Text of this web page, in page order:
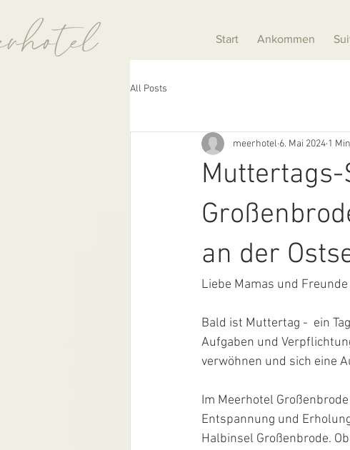
Start Ankommen
All Posts
an der
meerhotel 6. Mai 2024 1
Liebe Mamas und
Bald ist Muttertag -  ein
Aufgaben und
verwöhnen und sich eine
Im Meerhotel
Entspannung und
Halbinsel Großenbrode.